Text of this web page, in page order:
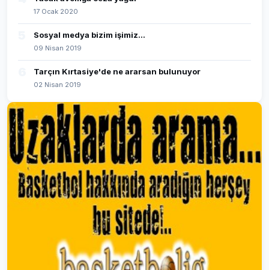
17 Ocak 2020
Sosyal medya bizim işimiz...
09 Nisan 2019
Tarçın Kırtasiye'de ne ararsan bulunuyor
02 Nisan 2019